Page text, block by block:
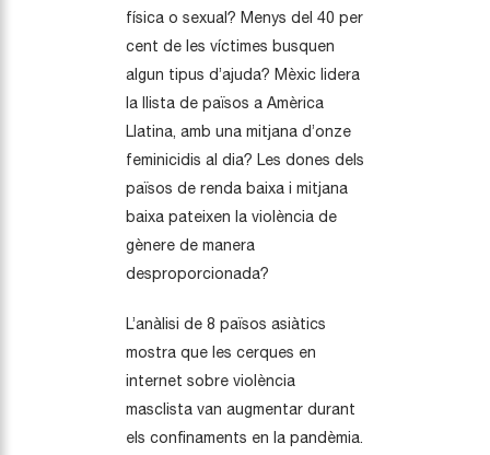
física o sexual? Menys del 40 per
cent de les víctimes busquen
algun tipus d’ajuda? Mèxic lidera
la llista de països a Amèrica
Llatina, amb una mitjana d’onze
feminicidis al dia? Les dones dels
països de renda baixa i mitjana
baixa pateixen la violència de
gènere de manera
desproporcionada?
L’anàlisi de 8 països asiàtics
mostra que les cerques en
internet sobre violència
masclista van augmentar durant
els confinaments en la pandèmia.